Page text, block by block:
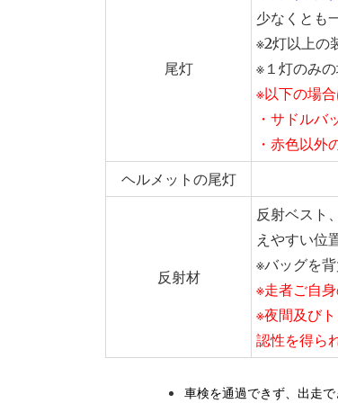
尾灯
少なくとも
※2灯以上の
※１灯のみ
※以下の場
・サドルバ
・赤色以外
ヘルメットの尾灯
反射材
反射ベスト
えやすい位
※バッグを
※走者ご自
※夜間及び
認性を得ら
車検を通過できず、出走